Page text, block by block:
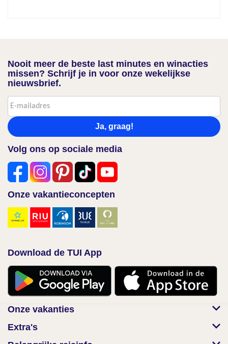
Nooit meer de beste last minutes en winacties
missen? Schrijf je in voor onze wekelijkse
nieuwsbrief.
Ja, graag!
Volg ons op sociale media
Onze vakantieconcepten
Download de TUI App
Onze vakanties
Extra's